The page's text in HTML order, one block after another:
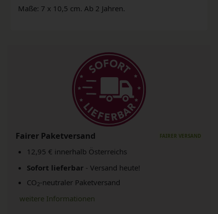
Maße: 7 x 10,5 cm. Ab 2 Jahren.
Fairer Paketversand
12,95 € innerhalb Österreichs
Sofort lieferbar - Versand heute!
CO2-neutraler Paketversand
weitere Informationen